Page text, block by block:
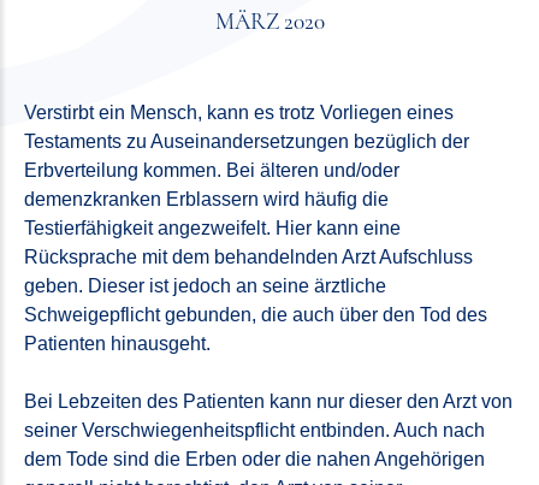
MÄRZ 2020
Verstirbt ein Mensch, kann es trotz Vorliegen eines
Testaments zu Auseinandersetzungen bezüglich der
Erbverteilung kommen. Bei älteren und/oder
demenzkranken Erblassern wird häufig die
Testierfähigkeit angezweifelt. Hier kann eine
Rücksprache mit dem behandelnden Arzt Aufschluss
geben. Dieser ist jedoch an seine ärztliche
Schweigepflicht gebunden, die auch über den Tod des
Patienten hinausgeht.
Bei Lebzeiten des Patienten kann nur dieser den Arzt von
seiner Verschwiegenheitspflicht entbinden. Auch nach
dem Tode sind die Erben oder die nahen Angehörigen